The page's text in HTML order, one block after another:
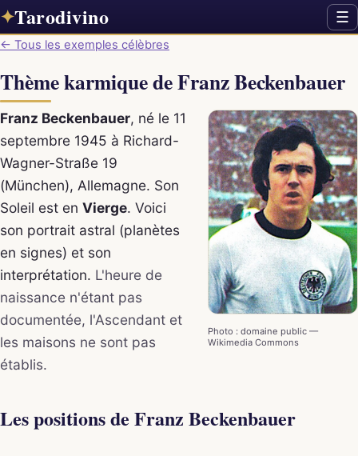
✦Tarodivino ☰
← Tous les exemples célèbres
Thème karmique de Franz Beckenbauer
Photo : domaine public —
Wikimedia Commons
Franz Beckenbauer, né le 11
septembre 1945 à Richard-
Wagner-Straße 19
(München), Allemagne. Son
Soleil est en Vierge. Voici
son portrait astral (planètes
en signes) et son
interprétation. L'heure de
naissance n'étant pas
documentée, l'Ascendant et
les maisons ne sont pas
établis.
Les positions de Franz Beckenbauer